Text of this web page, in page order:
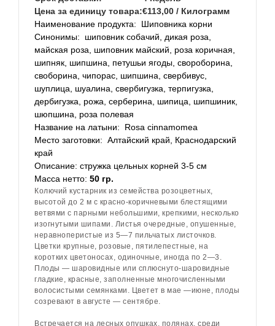
Цена за единицу товара:€113,00 / Килограмм
Наименование продукта: Шиповника корни
Синонимы: шиповник собачий, дикая роза,
майская роза, шиповник майский, роза коричная,
шипняк, шипшина, петушьи ягоды, свороборина,
своборина, чипорас, шипшина, свербивус,
шуплица, шуалина, свербигузка, терпигузка,
дербигузка, рожа, серберина, шипица, шипшиник,
шюпшина, роза полевая
Название на латыни: Rosa cinnamomea
Место заготовки: Алтайский край, Краснодарский
край
Описание: стружка цельных корней 3-5 см
Масса нетто: 50 гр.
Колючий кустарник из семейства розоцветных,
высотой до 2 м с красно-коричневыми блестящими
ветвями с парными небольшими, крепкими, несколько
изогнутыми шипами. Листья очередные, опушенные,
неравноперистые из 5—7 пильчатых листочков.
Цветки крупные, розовые, пятилепестные, на
коротких цветоносах, одиночные, иногда по 2—3.
Плоды — шаровидные или сплюснуто-шаровидные
гладкие, красные, заполненные многочисленными
волосистыми семянками. Цветет в мае —июне, плоды
созревают в августе — сентябре.
Встречается на лесных опушках, полянах, среди